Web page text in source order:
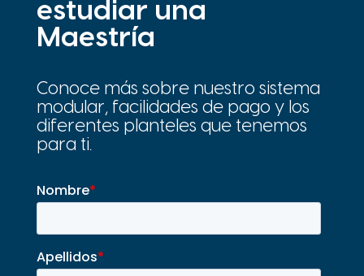
estudiar una
Maestría
Conoce más sobre nuestro sistema
modular, facilidades de pago y los
diferentes planteles que tenemos
para ti.